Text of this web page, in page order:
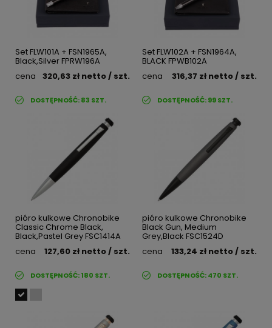
Set FLW101A + FSN1965A,
Black,Silver FPRW196A
cena
320,63 zł netto/ szt.
DOSTĘPNOŚĆ:83 SZT.
Set FLW102A + FSN1964A,
BLACK FPWB102A
cena
316,37 zł netto/ szt.
DOSTĘPNOŚĆ:99SZT.
pióro kulkowe Chronobike
Classic Chrome Black,
Black,Pastel Grey FSC1414A
cena
127,60 zł netto/ szt.
DOSTĘPNOŚĆ:180 SZT.
pióro kulkowe Chronobike
Black Gun, Medium
Grey,Black FSC1524D
cena
133,24 zł netto/ szt.
DOSTĘPNOŚĆ:470 SZT.